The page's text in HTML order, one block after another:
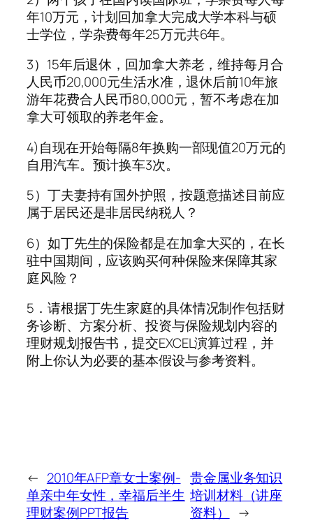
年10万元，计划回加拿大完成大学本科与硕
士学位，学杂费每年25万元共6年。
3）15年后退休，回加拿大养老，维持每月合
人民币20,000元生活水准，退休后前10年旅
游年花费合人民币80,000元，暂不考虑在加
拿大可领取的养老年金。
4)自现在开始每隔8年换购一部现值20万元的
自用汽车。预计换车3次。
5）丁夫妻持有国外护照，按题意描述目前应
属于居民还是非居民纳税人？
6）如丁先生的保险都是在加拿大买的，在长
驻中国期间，应该购买何种保险来保障其家
庭风险？
5．请根据丁先生家庭的具体情况制作包括财
务诊断、方案分析、投资与保险规划内容的
理财规划报告书，提交EXCEL演算过程，并
附上你认为必要的基本假设与参考资料。
← 2010年AFP章女士案例-
单亲中年女性，幸福后半生
理财案例PPT报告
贵金属业务知识
培训材料（讲座
资料）
→